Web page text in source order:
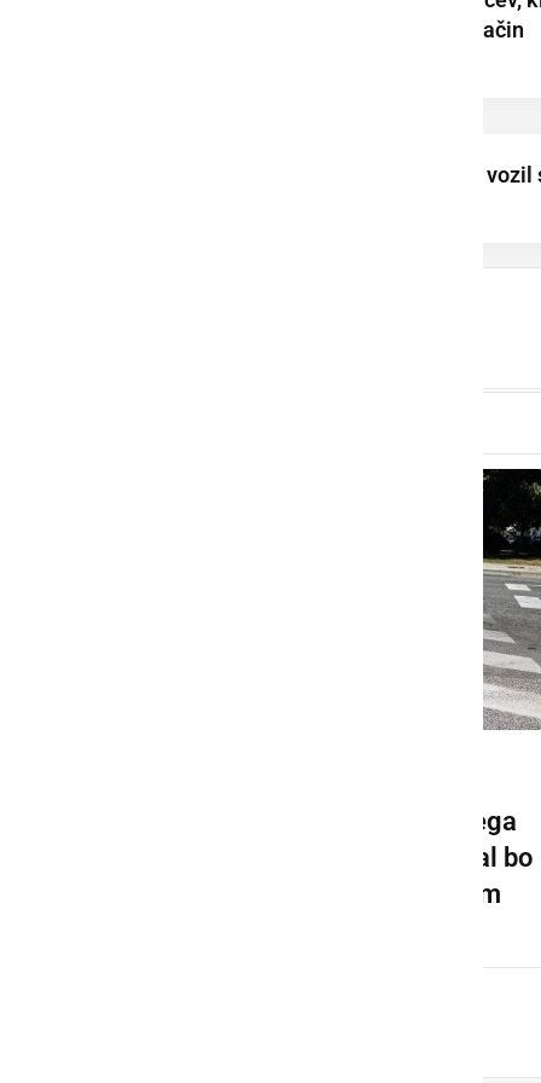
so na nedovoljen način
Namesto 80 km/h, vozil
Pričela se bo gradnja novega
krožišča v Ljutomeru, veljal bo
spremenjen prometni režim